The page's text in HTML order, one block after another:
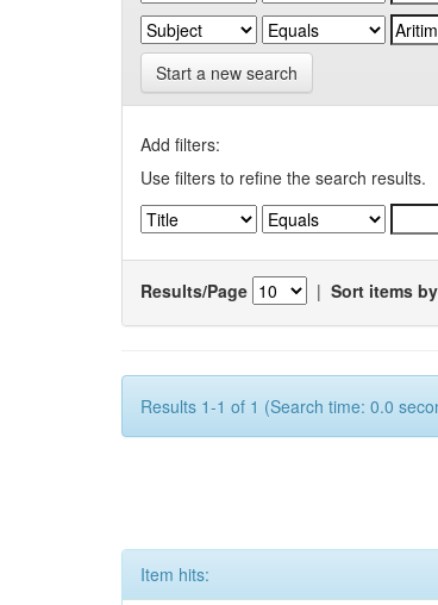
Start a new search
Add filters:
Use filters to refine the search results.
Results/Page | Sort items by
Results 1-1 of 1 (Search time: 0.0
Item hits: